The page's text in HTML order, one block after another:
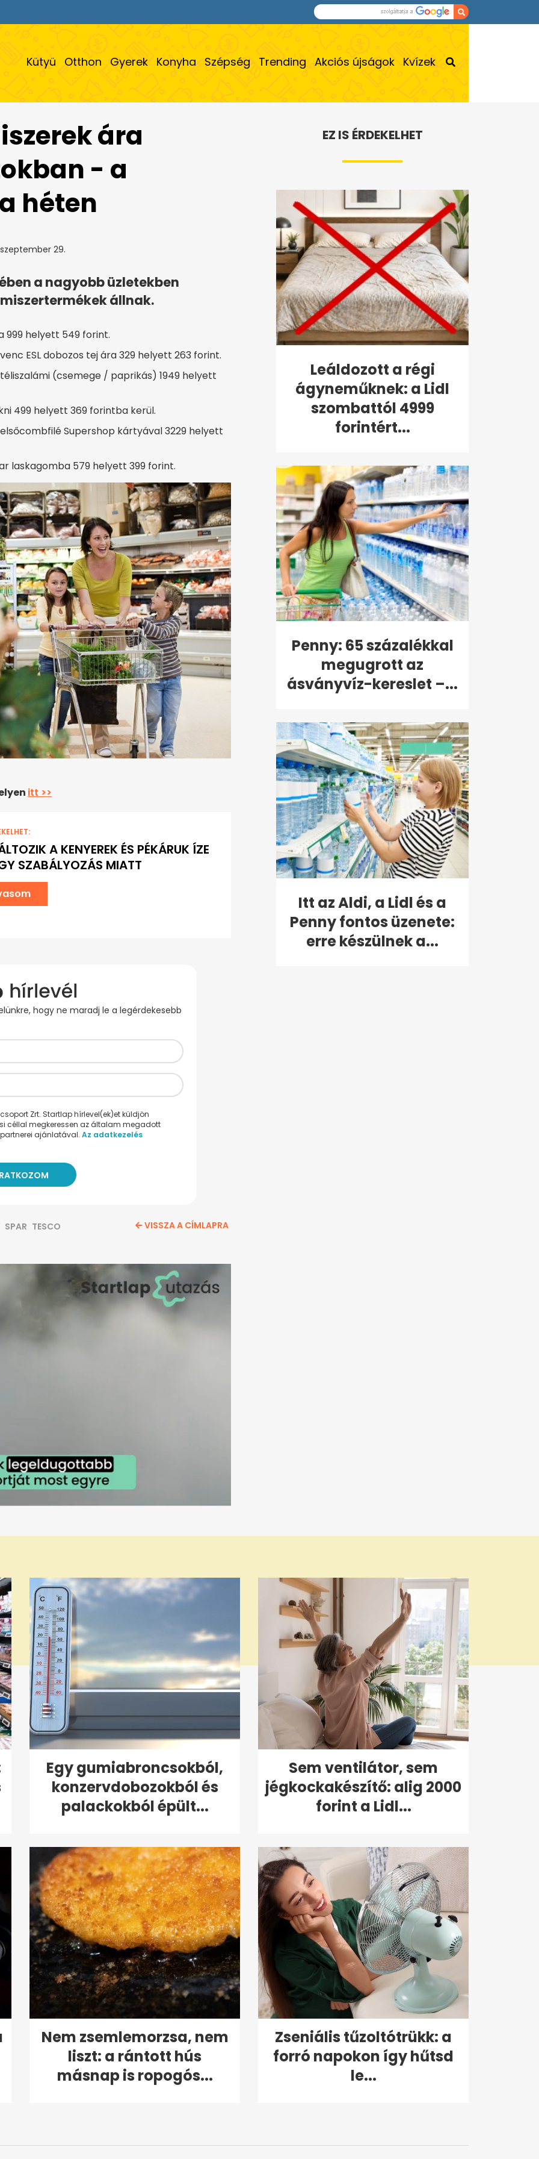
Kütyü Otthon Gyerek Konyha Szépség Trending Akciós újságok Kvízek
ára
- a
héten
29.
a nagyobb üzletekben
állnak.
999 helyett 549 forint.
ESL dobozos tej ára 329 helyett 263 forint.
(csemege / paprikás) 1949 helyett
499 helyett 369 forintba kerül.
Supershop kártyával 3229 helyett
laskagomba 579 helyett 399 forint.
itt >>
A KENYEREK ÉS PÉKÁRUK ÍZE
SZABÁLYOZÁS MIATT
hogy ne maradj le a legérdekesebb
Zrt. Startlap hírlevel(ek)et küldjön
céllal megkeressen az általam megadott
ajánlatával. Az adatkezelés
SPAR TESCO VISSZA A CÍMLAPRA
EZ IS ÉRDEKELHET
Leáldozott a régi
ágyneműknek: a Lidl
szombattól 4999
forintért...
Penny: 65 százalékkal
megugrott az
ásványvíz-kereslet –...
Itt az Aldi, a Lidl és a
Penny fontos üzenete:
erre készülnek a...
Egy gumiabroncsokból,
konzervdobozokból és
palackokból épült...
Sem ventilátor, sem
jégkockakészítő: alig 2000
forint a Lidl...
Nem zsemlemorzsa, nem
liszt: a rántott hús
másnap is ropogós...
Zseniális tűzoltótrükk: a
forró napokon így hűtsd
le...